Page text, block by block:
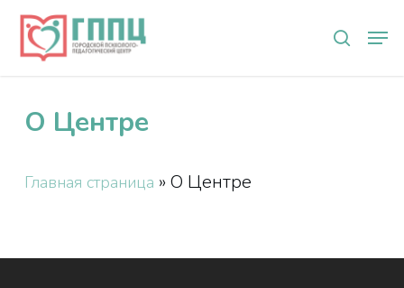
Skip
main
search
О Центре
Главная страница »О Центре